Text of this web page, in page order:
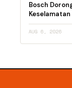
Bosch
AUG 6, 2026